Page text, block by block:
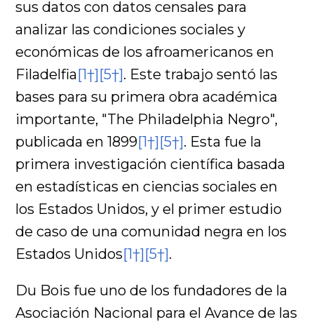
sus datos con datos censales para
analizar las condiciones sociales y
económicas de los afroamericanos en
Filadelfia[1†][5†]. Este trabajo sentó las
bases para su primera obra académica
importante, "The Philadelphia Negro",
publicada en 1899[1†][5†]. Esta fue la
primera investigación científica basada
en estadísticas en ciencias sociales en
los Estados Unidos, y el primer estudio
de caso de una comunidad negra en los
Estados Unidos[1†][5†].
Du Bois fue uno de los fundadores de la
Asociación Nacional para el Avance de las